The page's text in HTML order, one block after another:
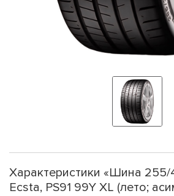
Характеристики «Шина 255/
Ecsta, PS91 99Y XL (лето;